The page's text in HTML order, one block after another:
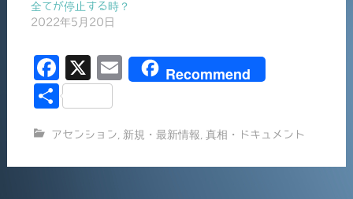
全てが停止する時？
2022年5月20日
F
a
e
b
X
E
l
Recommend
共
アセンション 新規・最新情報 真相・ドキュメント